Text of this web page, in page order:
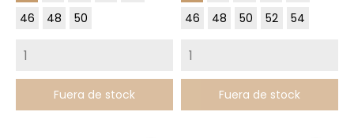
46 48 50
Fuera de stock
46 48 50 52 54
Fuera de stock